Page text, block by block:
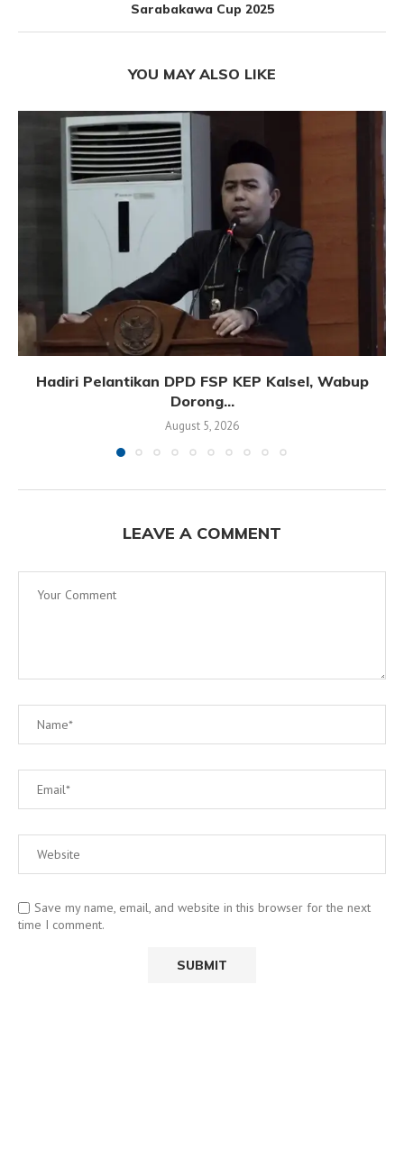
Sarabakawa Cup 2025
YOU MAY ALSO LIKE
Hadiri Pelantikan DPD FSP KEP Kalsel, Wabup
Dorong...
August 5, 2026
LEAVE A COMMENT
Save my name, email, and website in this browser for the next
time I comment.